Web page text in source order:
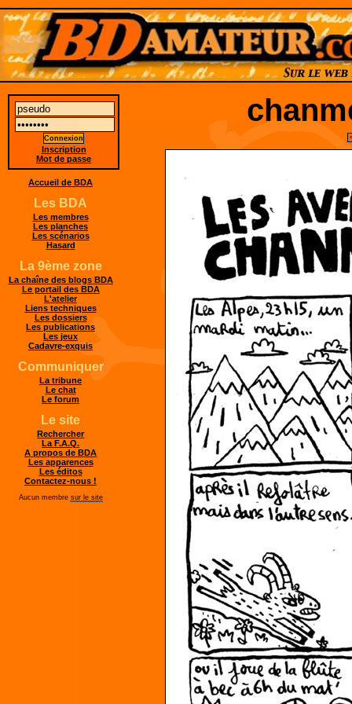
Inscription
Mot de passe
Accueil de BDA
Les BDA
Les membres
Les planches
Les scénarios
Hasard
La 9ème zone
La chaîne des blogs BDA
Le portail des BDA
L'atelier
Liens techniques
Les dossiers
Les publications
Les jeux
Cadavre-exquis
Communiquer
La tribune
Le chat
Le forum
Le site
Rechercher
La F.A.Q.
A propos de BDA
Les apparences
Les éditos
Contactez-nous !
Aucun membre sur le site